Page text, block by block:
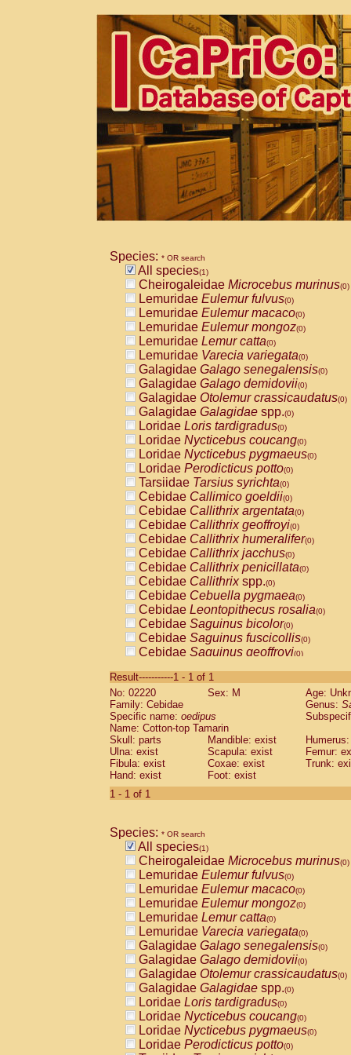
Species: * OR search
All species(1)
Cheirogaleidae Microcebus murinus(0)
Lemuridae Eulemur fulvus(0)
Lemuridae Eulemur macaco(0)
Lemuridae Eulemur mongoz(0)
Lemuridae Lemur catta(0)
Lemuridae Varecia variegata(0)
Galagidae Galago senegalensis(0)
Galagidae Galago demidovii(0)
Galagidae Otolemur crassicaudatus(0)
Galagidae Galagidae spp.(0)
Loridae Loris tardigradus(0)
Loridae Nycticebus coucang(0)
Loridae Nycticebus pygmaeus(0)
Loridae Perodicticus potto(0)
Tarsiidae Tarsius syrichta(0)
Cebidae Callimico goeldii(0)
Cebidae Callithrix argentata(0)
Cebidae Callithrix geoffroyi(0)
Cebidae Callithrix humeralifer(0)
Cebidae Callithrix jacchus(0)
Cebidae Callithrix penicillata(0)
Cebidae Callithrixspp.(0)
Cebidae Cebuella pygmaea(0)
Cebidae Leontopithecus rosalia(0)
Cebidae Saguinus bicolor(0)
Cebidae Saguinus fuscicollis(0)
Cebidae Saguinus geoffroyi(0)
CebidaeSaguinus labiatus(0)
Cebidae Saguinus leucopus (0)
Cebidae
CebidaeSaguinus mystax
Cebidae Saguinus nigricollis (0)
Cebidae Saguinus oedipus
Cebidae Saguinus weddelli
Cebidae Saguinusspp.
Cebidae
CebidaeCebus capucinus
CebidaeCebus nigrivittatus
CebidaeCebus spp.(0)
CebidaeSaimiri boliviensis(0)
CebidaeSaimiri sciureus(0)
AtelidaeAlouatta caraya(0)
AtelidaeAlouatta fusca(0)
AtelidaeAlouatta seniculus(0)
AtelidaeAlouattaspp.(0)
AtelidaeAteles belzebuth(0)
AtelidaeAteles geoffroyi(0)
AtelidaeAteles paniscus(0)
AtelidaeAtelesspp.(0)
AtelidaeLagothrix lagothricha(0)
AtelidaeLagothrix lagothricha cana
PitheciidaeCacajao calvus
Result-----------1 - 1 of 1
No: 02220
Sex: M
Age:
Family: Cebidae
Genus:
Specific name: oedipus
Name: Cotton-top Tamarin
Skull: parts
Mandible: exist
Ulna: exist
Scapula: exist
Femur:
Fibula: exist
Coxae: exist
Trunk:
Hand: exist
Foot: exist
1 - 1 of 1
Species: * OR search
All species(1)
Cheirogaleidae Microcebus murinus(0)
Lemuridae Eulemur fulvus(0)
Lemuridae Eulemur macaco(0)
Lemuridae Eulemur mongoz(0)
Lemuridae Lemur catta(0)
Lemuridae Varecia variegata(0)
Galagidae Galago senegalensis(0)
Galagidae Galago demidovii(0)
Galagidae Otolemur crassicaudatus(0)
Galagidae Galagidae spp.(0)
Loridae Loris tardigradus(0)
Loridae Nycticebus coucang(0)
Loridae Nycticebus pygmaeus(0)
Loridae Perodicticus potto(0)